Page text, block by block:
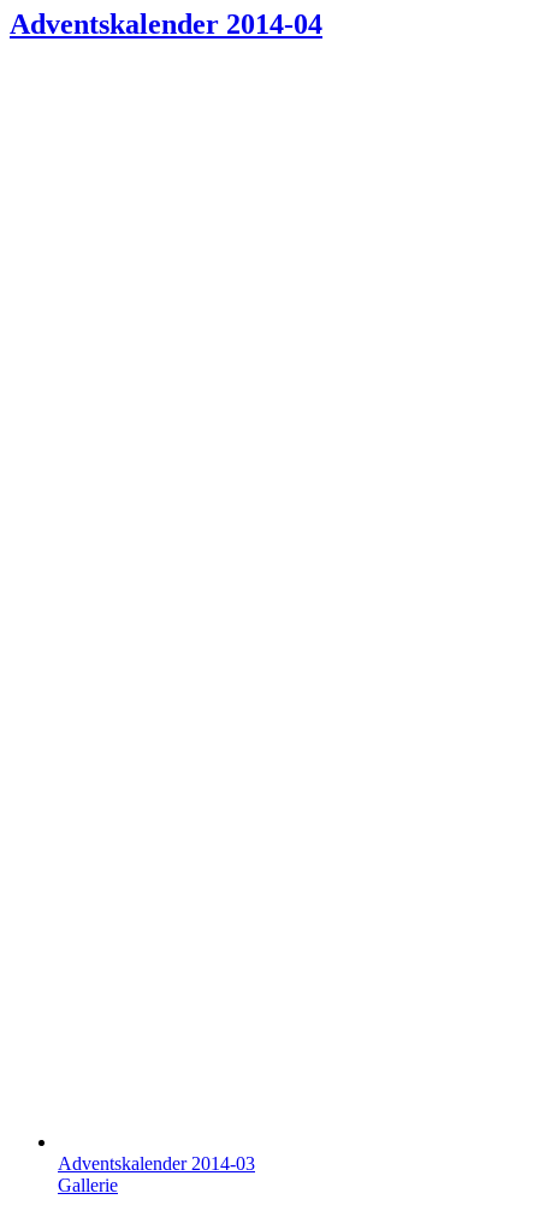
Adventskalender 2014-04
Adventskalender 2014-03
Gallerie